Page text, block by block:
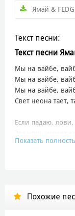
Ямай &
Текст песни:
Текст песни
Мы на вайбе,
Мы на вайбе,
Мы на вайбе,
Свет неона тает,
Если падаю,
Мы на вайбе,
Она липнет ко
Показать
Похожие